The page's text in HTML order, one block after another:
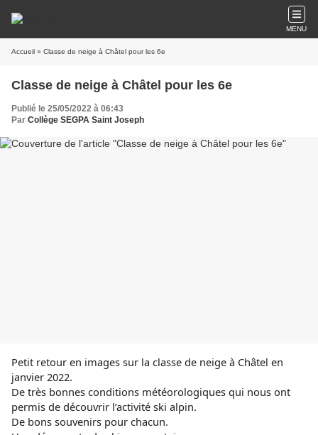
MENU
Accueil » Classe de neige à Châtel pour les 6e
Classe de neige à Châtel pour les 6e
Publié le 25/05/2022 à 06:43
Par Collège SEGPA Saint Joseph
Petit retour en images sur la classe de neige à Châtel en
janvier 2022.
De très bonnes conditions météorologiques qui nous ont
permis de découvrir l’activité ski alpin.
De bons souvenirs pour chacun.